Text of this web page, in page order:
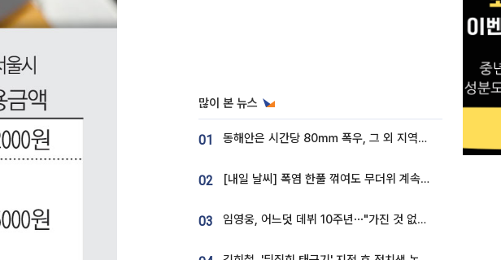
많이 본 뉴스
01 동해안은 시간당 80㎜ 폭우, 그 외 지역은 폭염…‘극과 극 날씨’
02 [내일 날씨] 폭염 한풀 꺾여도 무더위 계속⋯동해안 이틀 연속 비
03 임영웅, 어느덧 데뷔 10주년⋯"가진 것 없던 시절, 내 앞엔 20명의 팬뿐"